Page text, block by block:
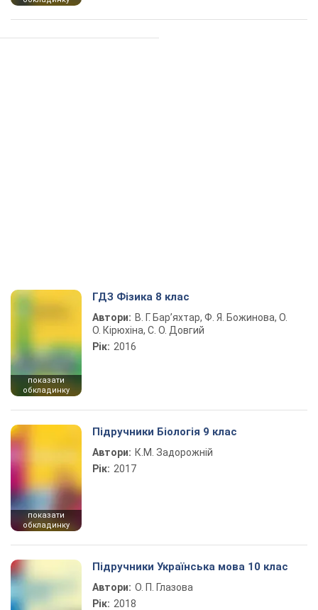
показати
обкладинку
ГДЗ Фізика 8 клас
Автори: В. Г. Бар’яхтар, Ф. Я. Божинова, О.
О. Кірюхіна, С. О. Довгий
Рік: 2016
показати
обкладинку
Підручники Біологія 9 клас
Автори: К.М. Задорожній
Рік: 2017
Підручники Українська мова 10 клас
Автори: О. П. Глазова
Рік: 2018